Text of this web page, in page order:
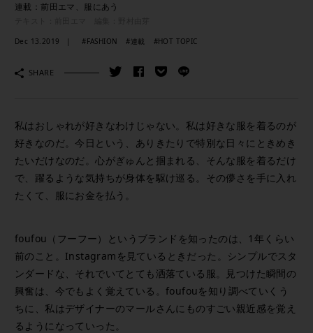
連載：前田エマ、服にあう
Dec 13.2019 #FASHION #連載 #HOT TOPIC
SHARE
私はおしゃれが好きなわけじゃない。私は好きな服を着るのが
好きなのだ。今日という、ありきたりで特別な日々にときめき
たいだけなのだ。心がぎゅんと掴まれる、そんな服を着るだけ
で、躍るような気持ちが身体を駆け巡る。その儚さを手に入れ
たくて、服にお金を払う。
foufou（フーフー）というブランドを知ったのは、1年くらい
前のこと。Instagramを見ているときだった。シンプルでスタ
ンダードな、それでいてとても洒落ている服。見つけた瞬間の
興奮は、今でもよく覚えている。foufouを知り調べていくう
ちに、私はデザイナーのマールさんにものすごい親近感を覚え
るようになっていった。